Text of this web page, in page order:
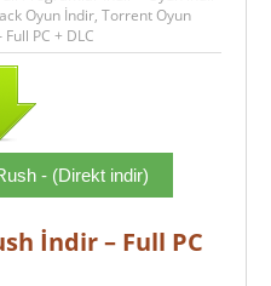
Oyun İndir, Torrent Oyun
PC + DLC
- (Direkt indir)
İndir – Full PC